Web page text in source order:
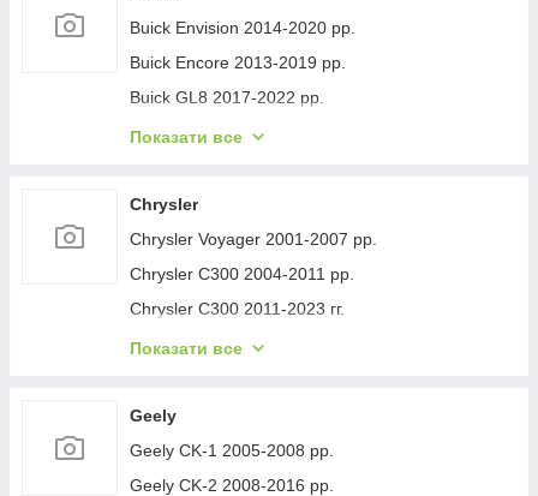
Buick Envision 2014-2020 рр.
Buick Encore 2013-2019 рр.
Buick GL8 2017-2022 рр.
Buick Lacrosse 2017-2023 рр.
Buick Verano 2016-2021 рр.
Buick Enclave 2007-2012 рр.
Показати все
Chrysler
Chrysler Voyager 2001-2007 рр.
Chrysler C300 2004-2011 рр.
Chrysler C300 2011-2023 гг.
Chrysler Voyager 1996-2001 рр.
Chrysler 200 II 2014-2017 рр.
Показати все
Geely
Geely CK-1 2005-2008 рр.
Geely CK-2 2008-2016 рр.